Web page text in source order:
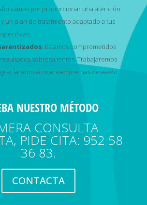
por proporcionar una atención
un plan de tratamiento adaptado a tus
Estamos comprometidos
sobresalientes. Trabajaremos
la sonrisa que siempre has deseado.
NUESTRO MÉTODO
CONSULTA
PIDE CITA: 952 58
36 83.
CONTACTA